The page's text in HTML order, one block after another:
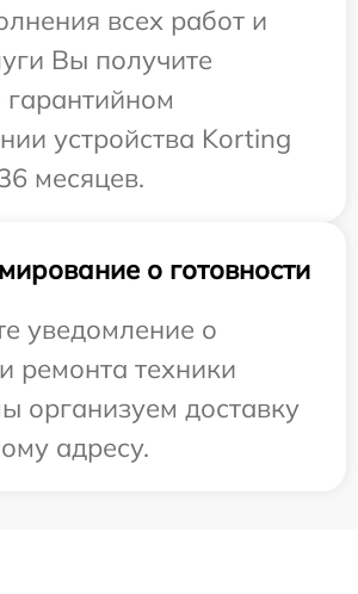
всех работ и
Вы получите
устройства Korting
месяцев.
о готовности
уведомление о
ремонта техники
организуем доставку
адресу.